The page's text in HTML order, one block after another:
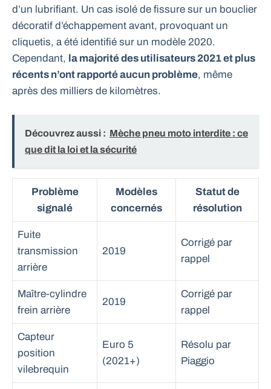
d’un lubrifiant. Un cas isolé de fissure sur un bouclier
décoratif d’échappement avant, provoquant un
cliquetis, a été identifié sur un modèle 2020.
Cependant, la majorité des utilisateurs 2021 et plus
récents n’ont rapporté aucun problème, même
après des milliers de kilomètres.
Découvrez aussi : Mèche pneu moto interdite : ce
que dit la loi et la sécurité
Problème
signalé
Modèles
concernés
Statut de
résolution
Fuite
transmission
arrière
2019
Corrigé par
rappel
Maître-cylindre
frein arrière
2019
Corrigé par
rappel
Capteur
position
vilebrequin
Euro 5
(2021+)
Résolu par
Piaggio